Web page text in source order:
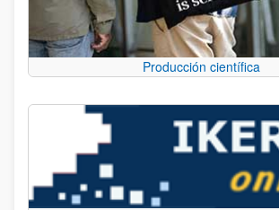
Producción científica